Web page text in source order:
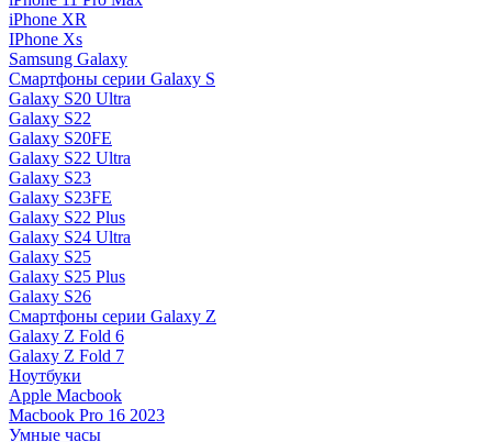
iPhone XR
IPhone Xs
Samsung Galaxy
Смартфоны серии Galaxy S
Galaxy S20 Ultra
Galaxy S22
Galaxy S20FE
Galaxy S22 Ultra
Galaxy S23
Galaxy S23FE
Galaxy S22 Plus
Galaxy S24 Ultra
Galaxy S25
Galaxy S25 Plus
Galaxy S26
Смартфоны серии Galaxy Z
Galaxy Z Fold 6
Galaxy Z Fold 7
Ноутбуки
Apple Macbook
Macbook Pro 16 2023
Умные часы